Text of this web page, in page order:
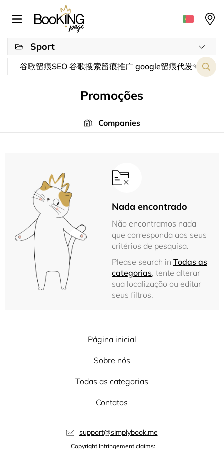
Sport
Promoções
Companies
Nada encontrado
Não encontramos nada
que corresponda aos seus
critérios de pesquisa.
Please search in Todas as
categorias, tente alterar
sua localização ou editar
seus filtros.
Página inicial
Sobre nós
Todas as categorias
Contatos
support@simplybook.me
Copyright Infringement claims: